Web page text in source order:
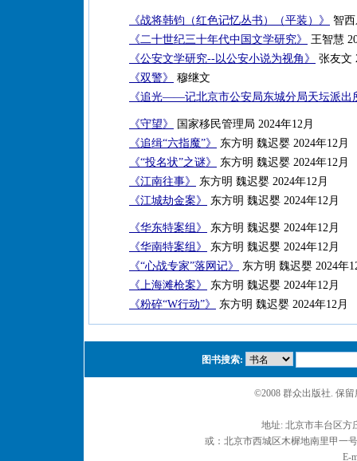
《战将韩钧（红色记忆丛书）（平装）》
智西
《二十世纪三十年代中国文学研究》
王智慧
《公安文学研究--以公安小说为视角》
张友文
《双警》
穆继文
《追光——记北京市公安局东城分局天坛派出
《守望》
国家移民管理局 2024年12月
《追缉“六指魔”》
东方明 魏迟婴 2024年12月
《“投名状”之谜》
东方明 魏迟婴 2024年12月
《江南往事》
东方明 魏迟婴 2024年12月
《江城劫金案》
东方明 魏迟婴 2024年12月
《华东特案组》
东方明 魏迟婴 2024年12月
《华南特案组》
东方明 魏迟婴 2024年12月
《“心战专家”落网记》
东方明 魏迟婴 2024年
《上海滩枪案》
东方明 魏迟婴 2024年12月
《粉碎“W行动”》
东方明 魏迟婴 2024年12月
图书搜索:
©2008 群众出版社. 保
地址: 北京市丰台区
或：北京市西城区木樨地南里甲一
E-